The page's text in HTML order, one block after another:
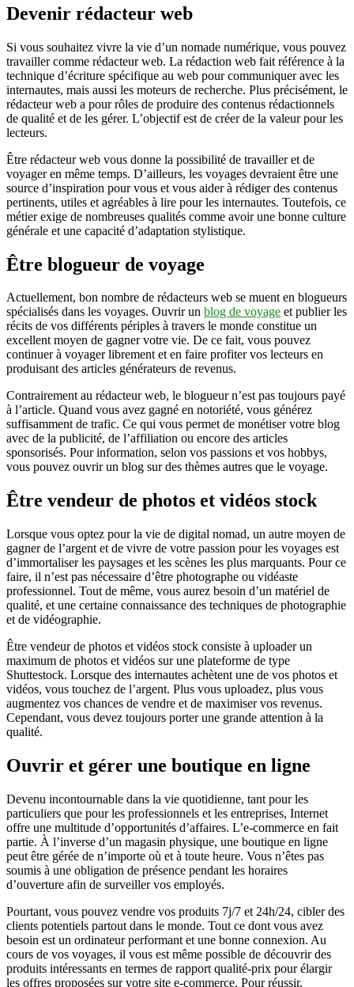
Devenir rédacteur web
Si vous souhaitez vivre la vie d’un nomade numérique, vous pouvez
travailler comme rédacteur web. La rédaction web fait référence à la
technique d’écriture spécifique au web pour communiquer avec les
internautes, mais aussi les moteurs de recherche. Plus précisément, le
rédacteur web a pour rôles de produire des contenus rédactionnels
de qualité et de les gérer. L’objectif est de créer de la valeur pour les
lecteurs.
Être rédacteur web vous donne la possibilité de travailler et de
voyager en même temps. D’ailleurs, les voyages devraient être une
source d’inspiration pour vous et vous aider à rédiger des contenus
pertinents, utiles et agréables à lire pour les internautes. Toutefois, ce
métier exige de nombreuses qualités comme avoir une bonne culture
générale et une capacité d’adaptation stylistique.
Être blogueur de voyage
Actuellement, bon nombre de rédacteurs web se muent en blogueurs
spécialisés dans les voyages. Ouvrir un blog de voyage et publier les
récits de vos différents périples à travers le monde constitue un
excellent moyen de gagner votre vie. De ce fait, vous pouvez
continuer à voyager librement et en faire profiter vos lecteurs en
produisant des articles générateurs de revenus.
Contrairement au rédacteur web, le blogueur n’est pas toujours payé
à l’article. Quand vous avez gagné en notoriété, vous générez
suffisamment de trafic. Ce qui vous permet de monétiser votre blog
avec de la publicité, de l’affiliation ou encore des articles
sponsorisés. Pour information, selon vos passions et vos hobbys,
vous pouvez ouvrir un blog sur des thèmes autres que le voyage.
Être vendeur de photos et vidéos stock
Lorsque vous optez pour la vie de digital nomad, un autre moyen de
gagner de l’argent et de vivre de votre passion pour les voyages est
d’immortaliser les paysages et les scènes les plus marquants. Pour ce
faire, il n’est pas nécessaire d’être photographe ou vidéaste
professionnel. Tout de même, vous aurez besoin d’un matériel de
qualité, et une certaine connaissance des techniques de photographie
et de vidéographie.
Être vendeur de photos et vidéos stock consiste à uploader un
maximum de photos et vidéos sur une plateforme de type
Shuttestock. Lorsque des internautes achètent une de vos photos et
vidéos, vous touchez de l’argent. Plus vous uploadez, plus vous
augmentez vos chances de vendre et de maximiser vos revenus.
Cependant, vous devez toujours porter une grande attention à la
qualité.
Ouvrir et gérer une boutique en ligne
Devenu incontournable dans la vie quotidienne, tant pour les
particuliers que pour les professionnels et les entreprises, Internet
offre une multitude d’opportunités d’affaires. L’e-commerce en fait
partie. À l’inverse d’un magasin physique, une boutique en ligne
peut être gérée de n’importe où et à toute heure. Vous n’êtes pas
soumis à une obligation de présence pendant les horaires
d’ouverture afin de surveiller vos employés.
Pourtant, vous pouvez vendre vos produits 7j/7 et 24h/24, cibler des
clients potentiels partout dans le monde. Tout ce dont vous avez
besoin est un ordinateur performant et une bonne connexion. Au
cours de vos voyages, il vous est même possible de découvrir des
produits intéressants en termes de rapport qualité-prix pour élargir
les offres proposées sur votre site e-commerce. Pour réussir,